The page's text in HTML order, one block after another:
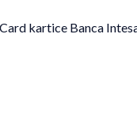
kartice Banca